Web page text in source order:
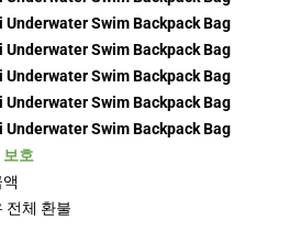
호
전체 환불